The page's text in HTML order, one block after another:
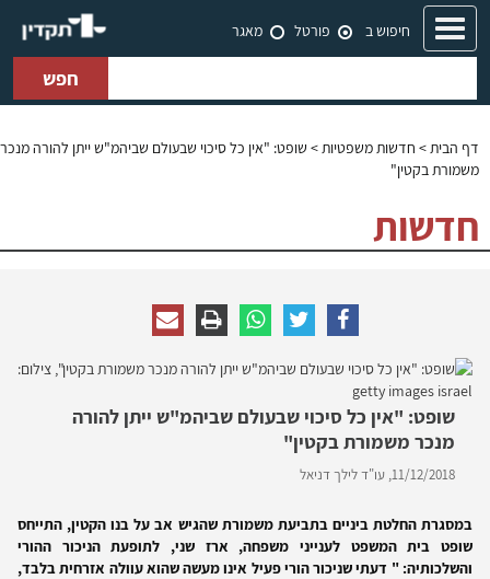
Toggle
navigation
חיפוש ב פורטל מאגר
חפש
דף הבית> חדשות משפטיות> שופט: "אין כל סיכוי שבעולם שביהמ"ש ייתן להורה מנכר
משמורת בקטין"
חדשות
שופט: "אין כל סיכוי שבעולם שביהמ"ש ייתן להורה
מנכר משמורת בקטין"
11/12/2018, עו"ד לילך דניאל
במסגרת החלטת ביניים בתביעת משמורת שהגיש אב על בנו הקטין, התייחס
שופט בית המשפט לענייני משפחה, ארז שני, לתופעת הניכור ההורי
והשלכותיה: " דעתי שניכור הורי פעיל אינו מעשה שהוא עוולה אזרחית בלבד,